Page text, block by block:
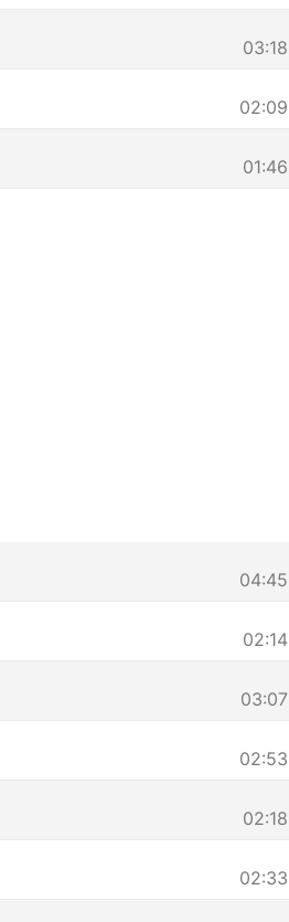
03:18
02:09
01:46
04:45
02:14
03:07
02:53
02:18
02:33